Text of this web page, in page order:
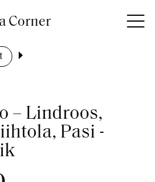
Corner
– Lindroos,
Pasi -